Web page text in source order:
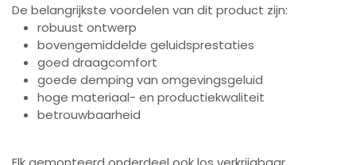
De belangrijkste voordelen van dit product zijn:
robuust ontwerp
bovengemiddelde geluidsprestaties
goed draagcomfort
goede demping van omgevingsgeluid
hoge materiaal- en productiekwaliteit
betrouwbaarheid